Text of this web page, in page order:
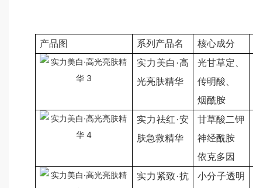
产品图 系列产品名 核心成分
实力美白·高
光亮肤精华
光甘草定、
传明酸、
烟酰胺
实力祛红·安
肤急救精华
甘草酸二钾
神经酰胺
依克多因
实力紧致·抗
小分子透明